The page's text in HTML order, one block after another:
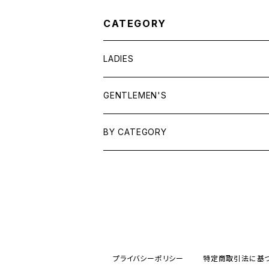
CATEGORY
LADIES
TOPS
SHIRTS
OUTERWEAR
GENTLEMEN'S
TOPS
BY CATEGORY
プライバシーポリシー 特定商取引法に基